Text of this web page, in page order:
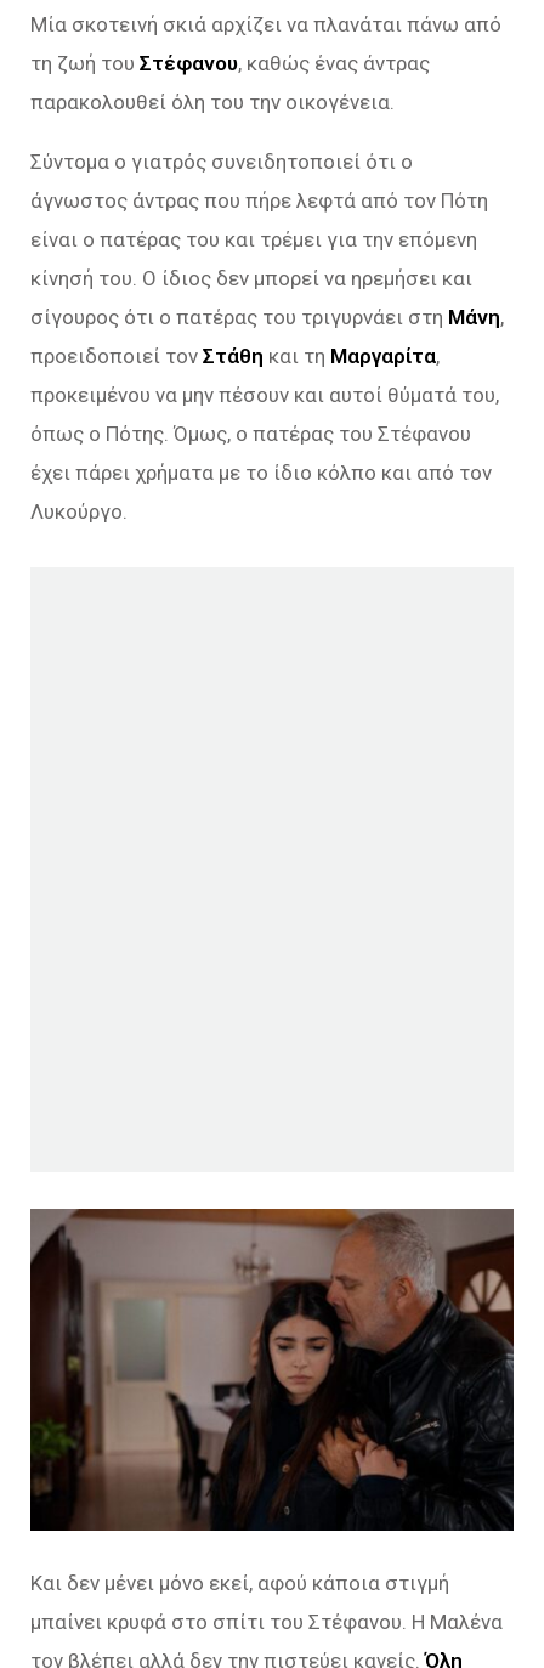
Μία σκοτεινή σκιά αρχίζει να πλανάται πάνω από
τη ζωή του Στέφανου, καθώς ένας άντρας
παρακολουθεί όλη του την οικογένεια.
Σύντομα ο γιατρός συνειδητοποιεί ότι ο
άγνωστος άντρας που πήρε λεφτά από τον Πότη
είναι ο πατέρας του και τρέμει για την επόμενη
κίνησή του. Ο ίδιος δεν μπορεί να ηρεμήσει και
σίγουρος ότι ο πατέρας του τριγυρνάει στη Μάνη,
προειδοποιεί τον Στάθη και τη Μαργαρίτα,
προκειμένου να μην πέσουν και αυτοί θύματά του,
όπως ο Πότης. Όμως, ο πατέρας του Στέφανου
έχει πάρει χρήματα με το ίδιο κόλπο και από τον
Λυκούργο.
Και δεν μένει μόνο εκεί, αφού κάποια στιγμή
μπαίνει κρυφά στο σπίτι του Στέφανου. Η Μαλένα
τον βλέπει αλλά δεν την πιστεύει κανείς.Όλη